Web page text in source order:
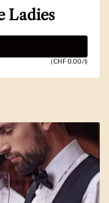
Ladies
(CHF 0.00/l)
Folie